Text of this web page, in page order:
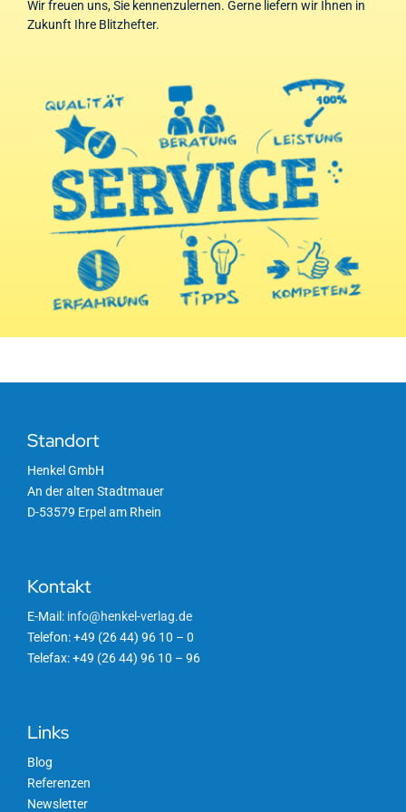
Wir freuen uns, Sie kennenzulernen. Gerne liefern wir Ihnen in
Zukunft Ihre Blitzhefter.
Standort
Henkel GmbH
An der alten Stadtmauer
D-53579 Erpel am Rhein
Kontakt
E-Mail: info@henkel-verlag.de
Telefon: +49 (26 44) 96 10 – 0
Telefax: +49 (26 44) 96 10 – 96
Links
Blog
Referenzen
Newsletter